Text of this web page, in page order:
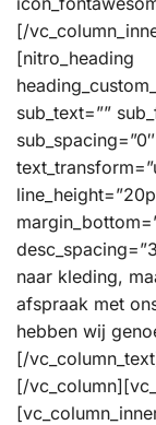
[/
[nitro_heading
sub_text=””
naar kleding,
afspraak met
hebben wij
[/
[/